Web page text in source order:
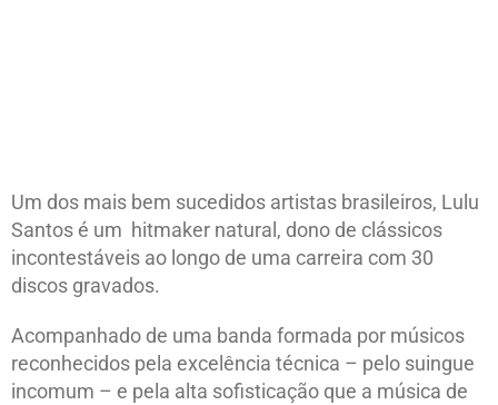
Um dos mais bem sucedidos artistas brasileiros, Lulu
Santos é um hitmaker natural, dono de clássicos
incontestáveis ao longo de uma carreira com 30
discos gravados.
Acompanhado de uma banda formada por músicos
reconhecidos pela excelência técnica – pelo suingue
incomum – e pela alta sofisticação que a música de